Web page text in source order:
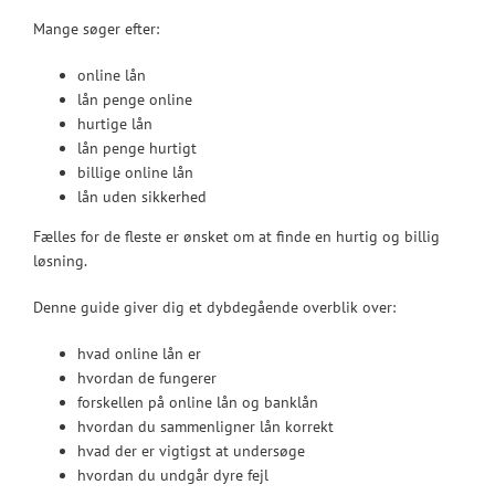
Mange søger efter:
online lån
lån penge online
hurtige lån
lån penge hurtigt
billige online lån
lån uden sikkerhed
Fælles for de fleste er ønsket om at finde en hurtig og billig
løsning.
Denne guide giver dig et dybdegående overblik over:
hvad online lån er
hvordan de fungerer
forskellen på online lån og banklån
hvordan du sammenligner lån korrekt
hvad der er vigtigst at undersøge
hvordan du undgår dyre fejl